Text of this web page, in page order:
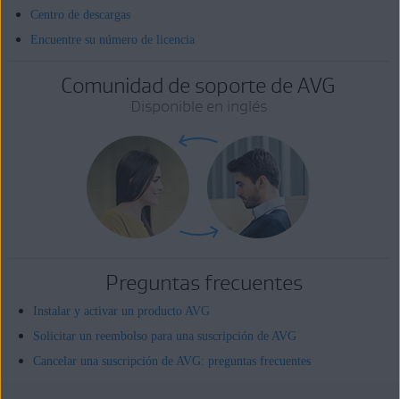
Centro de descargas
Encuentre su número de licencia
Comunidad de soporte de AVG
Disponible en inglés
Preguntas frecuentes
Instalar y activar un producto AVG
Solicitar un reembolso para una suscripción de AVG
Cancelar una suscripción de AVG: preguntas frecuentes